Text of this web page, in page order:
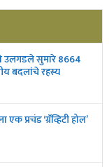
उलगडले सुमारे 8664
बदलांचे रहस्य
एक प्रचंड ‘ग्रॅव्हिटी होल’